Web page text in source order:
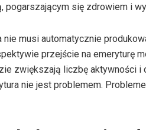
się zdrowiem i
musi automatycznie
przejście na emeryturę
zwiększają liczbę aktywności i
nie jest problemem.